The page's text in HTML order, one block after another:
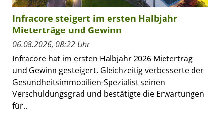
Infracore steigert im ersten Halbjahr
Mieterträge und Gewinn
06.08.2026, 08:22 Uhr
Infracore hat im ersten Halbjahr 2026 Mietertrag
und Gewinn gesteigert. Gleichzeitig verbesserte der
Gesundheitsimmobilien-Spezialist seinen
Verschuldungsgrad und bestätigte die Erwartungen
für...